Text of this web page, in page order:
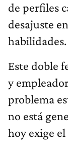
de perfiles
desajuste
habilidades.
Este doble
y
problema
no está
hoy exige